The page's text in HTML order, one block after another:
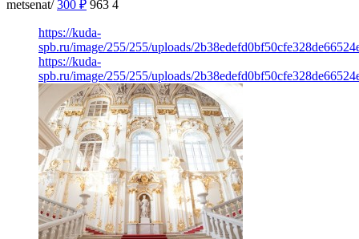
metsenat/ 300 ₽ 963 4
https://kuda-
spb.ru/image/255/255/uploads/
https://kuda-
spb.ru/image/255/255/uploads/